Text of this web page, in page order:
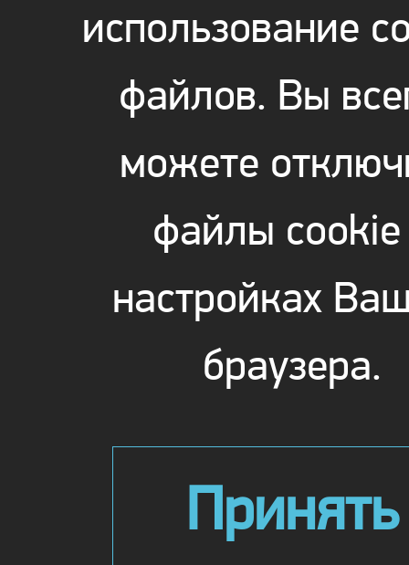
использование
файлов. Вы
можете
файлы cookie
настройках
браузера.
Принять